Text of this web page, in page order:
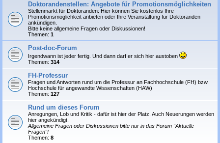
Doktorandenstellen: Angebote für Promotionsmöglichkeiten
Stellenmarkt für Doktoranden: Hier können Sie kostenlos Ihre
Promotionsmöglichkeit anbieten oder Ihre Veranstaltung für Doktoranden
ankündigen.
Bitte keine allgemeine Fragen oder Diskussionen!
Themen: 1
Post-doc-Forum
Irgendwann ist jeder fertig. Und dann darf er sich hier austoben
Themen: 314
FH-Professur
Fragen und Antworten rund um die Professur an Fachhochschule (FH) bzw.
Hochschule für angewandte Wissenschaften (HAW)
Themen: 127
Rund um dieses Forum
Anregungen, Lob und Kritik - dafür ist hier der Platz. Auch Neuerungen werden
hier angekündigt.
Allgemeine Fragen oder Diskussionen bitte nur in das Forum "Aktuelle
Fragen"!
Themen: 8